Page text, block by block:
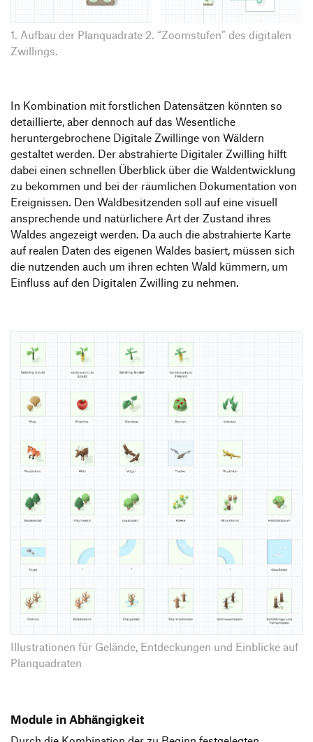
1. Aufbau der Planquadrate 2. “Zoomstufen” des digitalen
Zwillings.
In Kombination mit forstlichen Datensätzen könnten so
detaillierte, aber dennoch auf das Wesentliche
heruntergebrochene Digitale Zwillinge von Wäldern
gestaltet werden. Der abstrahierte Digitaler Zwilling hilft
dabei einen schnellen Überblick über die Waldentwicklung
zu bekommen und bei der räumlichen Dokumentation von
Ereignissen. Den Waldbesitzenden soll auf eine visuell
ansprechende und natürlichere Art der Zustand ihres
Waldes angezeigt werden. Da auch die abstrahierte Karte
auf realen Daten des eigenen Waldes basiert, müssen sich
die nutzenden auch um ihren echten Wald kümmern, um
Einfluss auf den Digitalen Zwilling zu nehmen.
Illustrationen für Gelände, Entdeckungen und Einblicke auf
Planquadraten
Module in Abhängigkeit